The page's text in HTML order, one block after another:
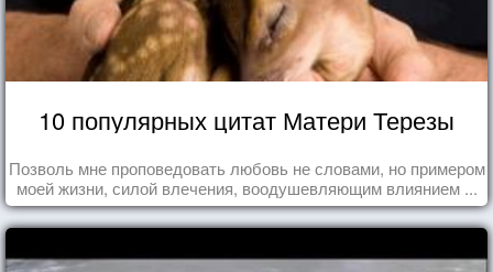
10 популярных цитат Матери Терезы
Позволь мне проповедовать любовь не словами, но примером
моей жизни, силой влечения, воодушевляющим влиянием ...